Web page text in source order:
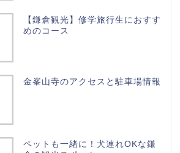
【鎌倉観光】修学旅行生におすす
めのコース
金峯山寺のアクセスと駐車場情報
ペットも一緒に！犬連れOKな鎌